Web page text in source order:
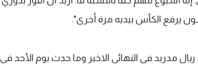
يرفع الكأس بيديه مرة أخرى".
مدريد في النهائي الاخير وما حدث يوم الأحد في